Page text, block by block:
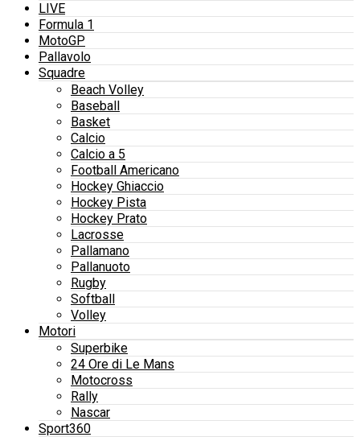
LIVE
Formula 1
MotoGP
Pallavolo
Squadre
Beach Volley
Baseball
Basket
Calcio
Calcio a 5
Football Americano
Hockey Ghiaccio
Hockey Pista
Hockey Prato
Lacrosse
Pallamano
Pallanuoto
Rugby
Softball
Volley
Motori
Superbike
24 Ore di Le Mans
Motocross
Rally
Nascar
Sport360